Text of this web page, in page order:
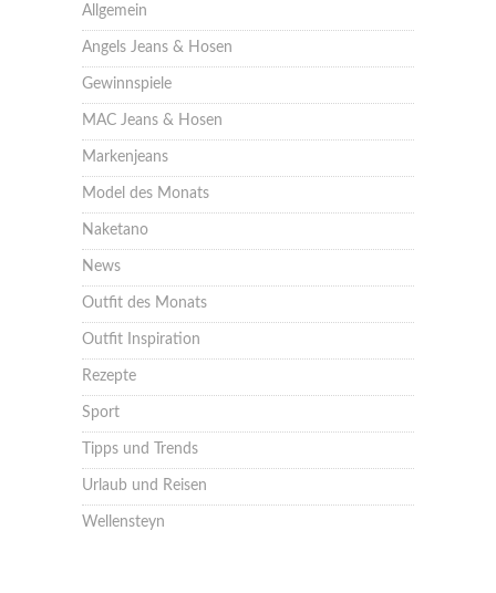
Allgemein
Angels Jeans & Hosen
Gewinnspiele
MAC Jeans & Hosen
Markenjeans
Model des Monats
Naketano
News
Outfit des Monats
Outfit Inspiration
Rezepte
Sport
Tipps und Trends
Urlaub und Reisen
Wellensteyn